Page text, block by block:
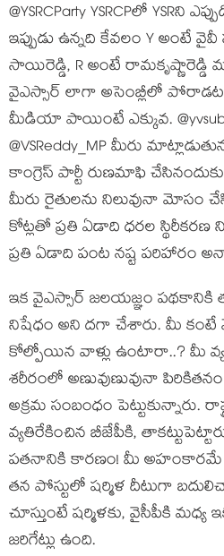
@YSRCParty YSRCPలో YSRని
ఇప్పుడు ఉన్నది కేవలం Y అంటే వైవీ
సాయిరెడ్డి, R అంటే రామకృష్ణారెడ్డి
వైఎస్సార్ లాగా అసెంబ్లీలో
మీడియా పాయింటే ఎక్కువ.
@VSReddy_MP మీరు
కాంగ్రెస్ పార్టీ రుణమాఫి
మీరు రైతులను నిలువునా మోసం
కోట్లతో ప్రతి ఏడాది ధరల స్థిరీకరణ
ప్రతి ఏడాది పంట నష్ట పరిహారం
ఇక వైఎస్సార్ జలయజ్ఞం పథకానికి
నిషేధం అని దగా చేశారు. మీ కంటే
కోల్పోయిన వాళ్లు ఉంటారా..? మీ
శరీరంలో అణువుణువునా
అక్రమ సంబంధం పెట్టుకున్నారు.
వ్యతిరేకించిన బీజేపీకి,
పతనానికి కారణం! మీ అహంకారమే
తన పోస్టులో షర్మిళ దీటుగా
చూస్తుంటే షర్మిళకు, వైసీపీకి మధ్య
జరిగేట్లు ఉంది.